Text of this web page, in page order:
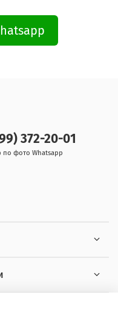
372-20-01
по фото Whatsapp